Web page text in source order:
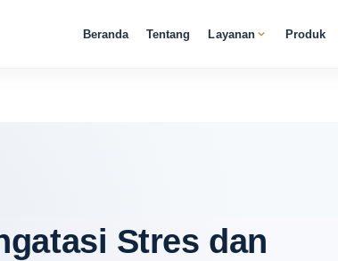
Beranda Tentang Layanan Produk
Stres dan